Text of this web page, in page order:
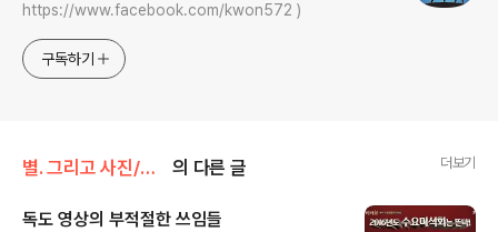
https://www.facebook.com/kwon572 )
구독하기
별. 그리고 사진/동 - 대한민국 독도 의 다른 글 더보기
독도 영상의 부적절한 쓰임들